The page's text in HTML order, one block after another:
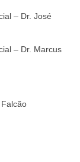
– Dr. José
– Dr. Marcus